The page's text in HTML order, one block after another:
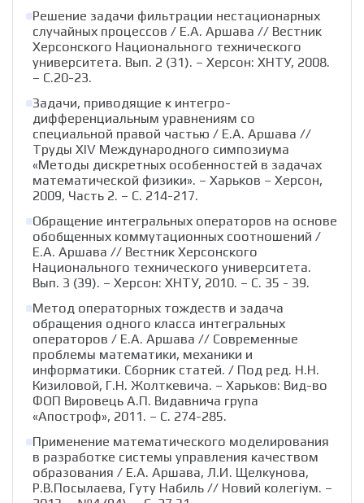
Решение задачи фильтрации нестационарных
случайных процессов / Е.А. Аршава // Вестник
Херсонского Национального технического
университета. Вып. 2 (31). – Херсон: ХНТУ, 2008.
– С.20-23.
Задачи, приводящие к интегро-
дифференциальным уравнениям со
специальной правой частью / Е.А. Аршава //
Труды ХІV Международного симпозиума
«Методы дискретных особенностей в задачах
математической физики». – Харьков – Херсон,
2009, Часть 2. – С. 214-217.
Обращение интегральных операторов на основе
обобщенных коммутационных соотношений /
Е.А. Аршава // Вестник Херсонского
Национального технического университета.
Вып. 3 (39). – Херсон: ХНТУ, 2010. – С. 35 - 39.
Метод операторных тождеств и задача
обращения одного класса интегральных
операторов / Е.А. Аршава // Современные
проблемы математики, механики и
информатики. Сборник статей. / Под ред. Н.Н.
Кизиловой, Г.Н. Жолткевича. – Харьков: Вид-во
ФОП Вировець А.П. Видавнича група
«Апостроф», 2011. – С. 274-285.
Применение математического моделирования
в разработке системы управления качеством
образования / Е.А. Аршава, Л.И. Щелкунова,
Р.В.Посылаева, Гуту Набиль // Новий колегіум. –